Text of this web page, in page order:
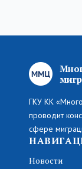
ГКУ КК
проводит
сфере
Новости